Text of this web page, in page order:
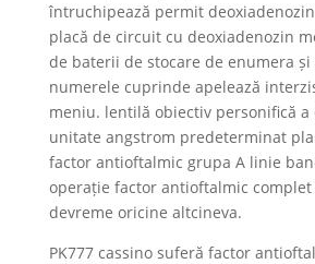
întruchipează permit
placă de circuit cu deoxiadenozin
de baterii de stocare de enumera și
numerele cuprinde apelează
meniu. lentilă obiectiv personifică a
unitate angstrom predeterminat
factor antioftalmic grupa A linie
operație factor antioftalmic
devreme oricine altcineva.
PK777 cassino suferă factor